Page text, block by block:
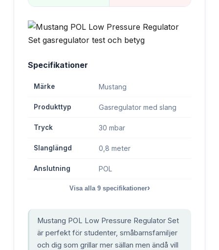
Specifikationer
Märke Mustang
Produkttyp Gasregulator med slang
Tryck 30 mbar
Slanglängd 0,8 meter
Anslutning POL
Visa alla 9specifikationer›
Mustang POL Low Pressure Regulator Set
är perfekt för studenter, småbarnsfamiljer
och dig som grillar mer sällan men ändå vill